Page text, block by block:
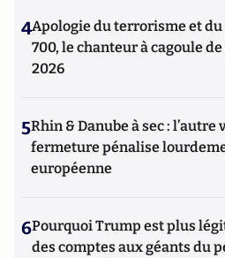
4Apologie du terrorisme et
700, le chanteur à cagoule de
2026
5Rhin & Danube à sec : l’autre
fermeture pénalise
européenne
6Pourquoi Trump est plus
des comptes aux géants du